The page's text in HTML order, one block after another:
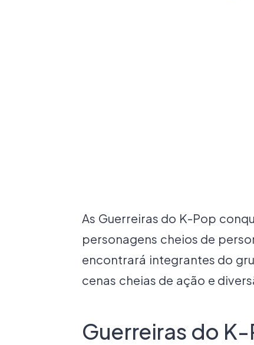
As Guerreiras do K-Pop
personagens cheios de
encontrará integrantes do
cenas cheias de ação e
Guerreiras do